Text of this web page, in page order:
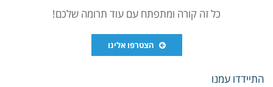
כל זה קורה ומתפתח עם עוד תרומה שלכם!
הצטרפו אלינו
התיידדו עמנו